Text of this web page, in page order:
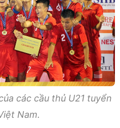
các cầu thủ U21 tuyển
Nam.